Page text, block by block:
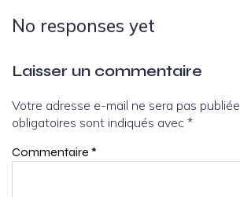
No responses yet
Laisser un commentaire
Votre adresse e-mail ne sera pas publiée.
obligatoires sont indiqués avec *
Commentaire *